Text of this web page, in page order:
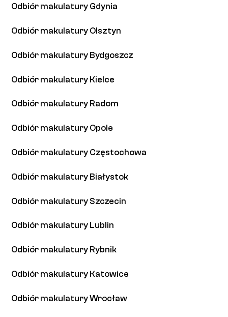
Odbiór makulatury Gdynia
Odbiór makulatury Olsztyn
Odbiór makulatury Bydgoszcz
Odbiór makulatury Kielce
Odbiór makulatury Radom
Odbiór makulatury Opole
Odbiór makulatury Częstochowa
Odbiór makulatury Białystok
Odbiór makulatury Szczecin
Odbiór makulatury Lublin
Odbiór makulatury Rybnik
Odbiór makulatury Katowice
Odbiór makulatury Wrocław